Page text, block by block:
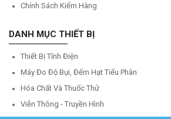
Chính Sách Kiểm Hàng
DANH MỤC THIẾT BỊ
Thiết Bị Tĩnh Điện
Máy Đo Độ Bụi, Đếm Hạt Tiểu Phân
Hóa Chất Và Thuốc Thử
Viễn Thông - Truyền Hình